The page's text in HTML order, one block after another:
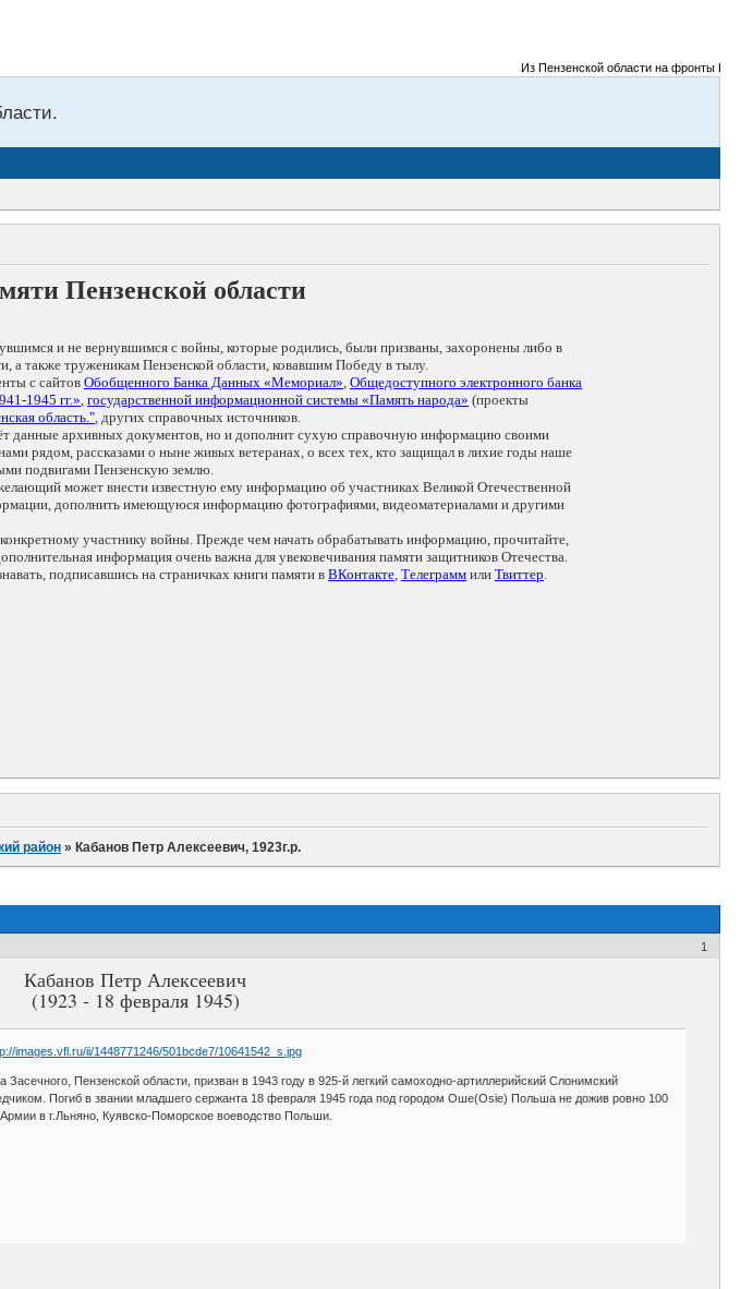
Из Пензенской области на фронты
Пензенской области
и не вернувшимся с войны, которые родились, были призваны, захоронены либо в
а также труженикам Пензенской области, ковавшим Победу в тылу.
с сайтовОбобщенного Банка Данных «Мемориал», Общедоступного электронного банка
1945 гг.», государственной информационной системы «Память народа» (проекты
область.", других справочных источников.
данные архивных документов, но и дополнит сухую справочную информацию своими
рядом, рассказами о ныне живых ветеранах, о всех тех, кто защищал в лихие годы наше
подвигами Пензенскую землю.
может внести известную ему информацию об участниках Великой Отечественной
дополнить имеющуюся информацию фотографиями, видеоматериалами и другими
участнику войны. Прежде чем начать обрабатывать информацию, прочитайте,
информация очень важна для увековечивания памяти защитников Отечества.
подписавшись на страничках книги памяти вВКонтакте, Телеграмм или Твиттер.
район » Кабанов Петр Алексеевич, 1923г.р.
1
Кабанов Петр Алексеевич
(1923 - 18 февраля 1945)
Пензенской области, призван в 1943 году в 925-й легкий самоходно-артиллерийский Слонимский
Погиб в звании младшего сержанта 18 февраля 1945 года под городом Оше(Osie) Польша не дожив ровно 100
в г.Льняно, Куявско-Поморское воеводство Польши.